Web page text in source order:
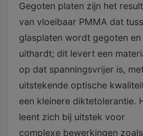
Gegoten platen zijn het
van vloeibaar PMMA dat
glasplaten wordt gegoten en
uithardt; dit levert een
op dat spanningsvrijer is,
uitstekende optische
een kleinere diktetolerantie.
leent zich bij uitstek voor
complexe bewerkingen zoals